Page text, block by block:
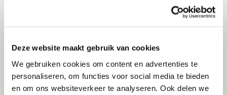
Deze website maakt gebruik van cookies
We gebruiken cookies om content en advertenties te
personaliseren, om functies voor social media te bieden
en om ons websiteverkeer te analyseren. Ook delen we